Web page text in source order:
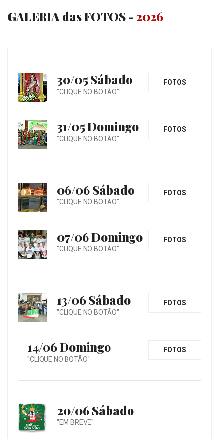
GALERIA das FOTOS - 2026
30/05 Sábado
"CLIQUE NO BOTÃO"
FOTOS
31/05 Domingo
"CLIQUE NO BOTÃO"
FOTOS
06/06 Sábado
"CLIQUE NO BOTÃO"
FOTOS
07/06 Domingo
"CLIQUE NO BOTÃO"
FOTOS
13/06 Sábado
"CLIQUE NO BOTÃO"
FOTOS
14/06 Domingo
"CLIQUE NO BOTÃO"
FOTOS
20/06 Sábado
"EM BREVE"